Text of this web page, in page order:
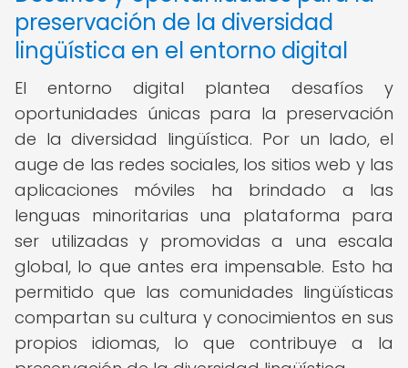
preservación de la diversidad
lingüística en el entorno digital
El entorno digital plantea desafíos y
oportunidades únicas para la preservación
de la diversidad lingüística. Por un lado, el
auge de las redes sociales, los sitios web y las
aplicaciones móviles ha brindado a las
lenguas minoritarias una plataforma para
ser utilizadas y promovidas a una escala
global, lo que antes era impensable. Esto ha
permitido que las comunidades lingüísticas
compartan su cultura y conocimientos en sus
propios idiomas, lo que contribuye a la